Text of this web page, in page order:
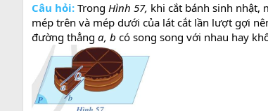
Câu hỏi: Trong Hình 57, khi cắt bánh sinh nhật,
mép trên và mép dưới của lát cắt lần lượt gợi
đường thẳng a, b có song song với nhau hay